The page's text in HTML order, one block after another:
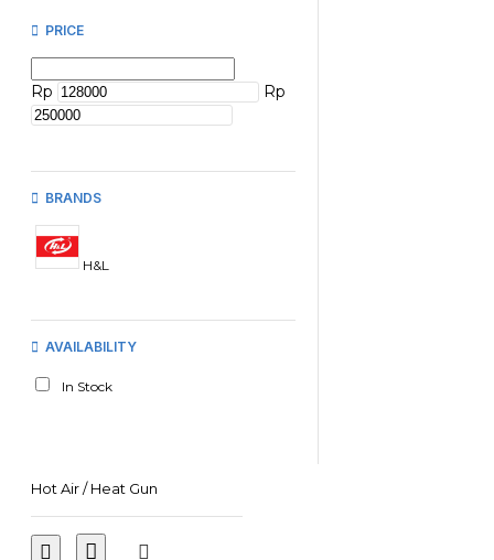
PRICE
Rp Rp
BRANDS
H&L
AVAILABILITY
In Stock
Hot Air / Heat Gun